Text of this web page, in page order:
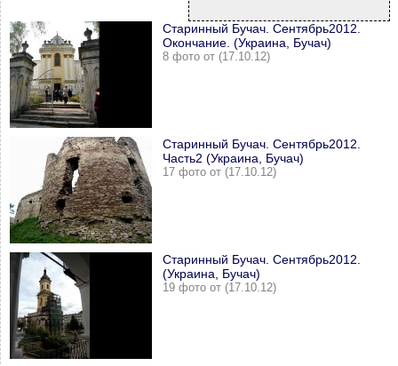
Старинный Бучач. Сентябрь2012.
Окончание. (Украина, Бучач)
8 фото от (17.10.12)
Старинный Бучач. Сентябрь2012.
Часть2 (Украина, Бучач)
17 фото от (17.10.12)
Старинный Бучач. Сентябрь2012.
(Украина, Бучач)
19 фото от (17.10.12)